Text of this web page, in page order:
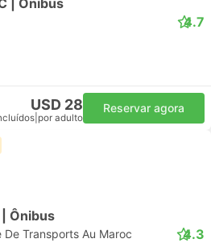
4.7
USD 28
por adulto
Reservar agora
Ônibus
De Transports Au Maroc 4.3